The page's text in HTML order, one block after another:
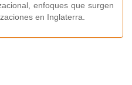
enfoques que surgen
en Inglaterra.